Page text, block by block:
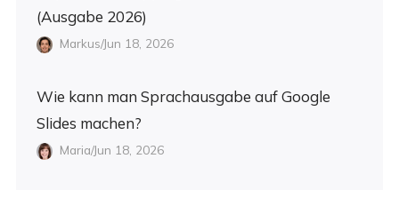
(Ausgabe 2026)
Markus/Jun 18, 2026
Wie kann man Sprachausgabe auf Google
Slides machen?
Maria/Jun 18, 2026